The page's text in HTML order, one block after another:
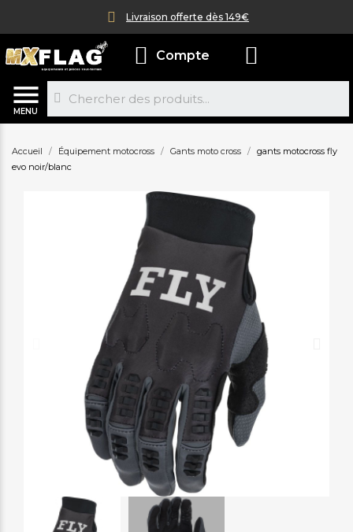
Livraison offerte dès 149€
MENU
Compte
Accueil Équipement motocross Gants moto cross
gants motocross fly
evo noir/blanc